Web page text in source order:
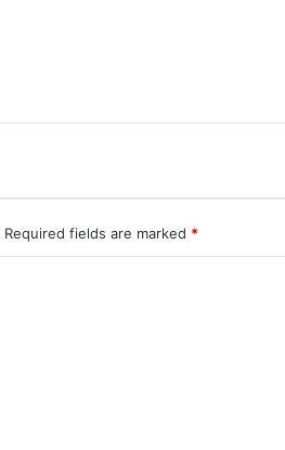
Required fields are marked *